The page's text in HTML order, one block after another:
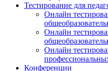
Тестирование для
Онлайн
Онлайн
Онлайн
Конференции